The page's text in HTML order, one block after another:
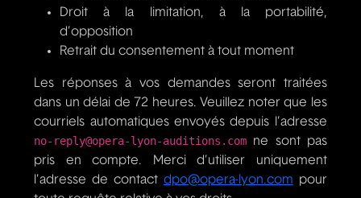
Droit à la limitation, à la portabilité,
d’opposition
Retrait du consentement à tout moment
Les réponses à vos demandes seront traitées
dans un délai de 72 heures. Veuillez noter que les
courriels automatiques envoyés depuis l’adresse
no-reply@opera-lyon-auditions.com ne sont pas
pris en compte. Merci d’utiliser uniquement
l’adresse de contact dpo@opera-lyon.com pour